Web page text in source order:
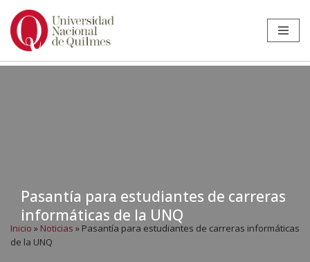
Ir
Pasantía para estudiantes de carreras
informáticas de la UNQ
Inicio » Noticias » Pasantía para estudiantes de carreras informáticas
de la UNQ